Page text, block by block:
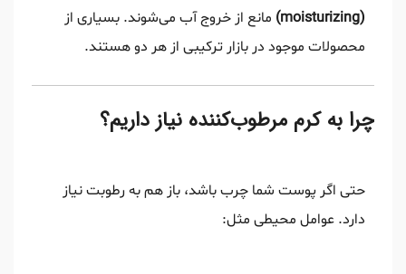
(moisturizing)
مانع از خروج آب می‌شوند. بسیاری از
محصولات موجود در بازار ترکیبی از هر دو هستند.
چرا به کرم مرطوب‌کننده نیاز داریم؟
حتی اگر پوست شما چرب باشد، باز هم به رطوبت نیاز
دارد. عوامل محیطی مثل: